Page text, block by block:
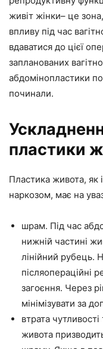
живіт жінки– це
впливу під час
вдаватися до цієї
запланованих
абдомінопластики
починали.
пластики
Пластика живота, як
наркозом, має на
шрам. Під час
нижній частині
лінійний рубець.
післяопераційні
загоєння. Через
мінімізувати за
втрата
живота